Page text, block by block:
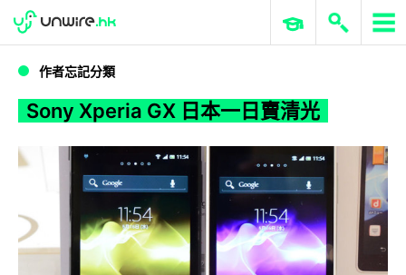
Sony Xperia GX 日本一日賣清光
WWDC 2026 ERP 與商業 AI
作者忘記分類
Sony Xperia GX 日本一日賣清光